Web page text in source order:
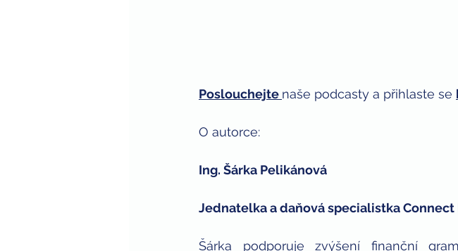
Poslouchejte naše podcasty a přihlaste se
O autorce:
Ing. Šárka Pelikánová
Jednatelka a daňová specialistka Connect
Šárka podporuje zvýšení finanční